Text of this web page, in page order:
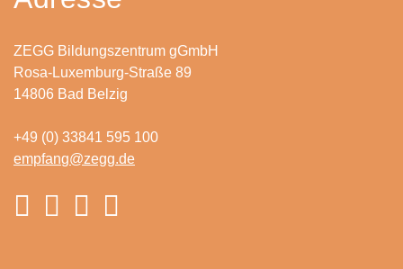
ZEGG Bildungszentrum gGmbH
Rosa-Luxemburg-Straße 89
14806 Bad Belzig
+49 (0) 33841 595 100